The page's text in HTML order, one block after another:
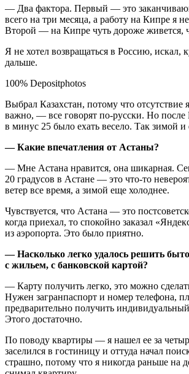
— Два фактора. Первый — это
всего на три месяца, а работу на Кипре я
Второй — на Кипре чуть дороже живется,
Я не хотел возвращаться в Россию, искал,
дальше.
100% Depositphotos
Выбрал Казахстан, потому что отсутствие
важно, — все говорят по-русски. Но после
в минус 25 было ехать весело. Так зимой и
— Какие впечатления от Астаны?
— Мне Астана нравится, она шикарная.
20 градусов в Астане — это что-то
ветер все время, а зимой еще холоднее.
Чувствуется, что Астана — это
когда приехал, то спокойно заказал
из аэропорта. Это было приятно.
— Насколько легко удалось решить
с жильем, с банковской картой?
— Карту получить легко, это можно
Нужен загранпаспорт и номер телефона,
предварительно получить
Этого достаточно.
По поводу квартиры — я нашел ее за
заселился в гостиницу и оттуда начал
страшно, потому что я никогда раньше на